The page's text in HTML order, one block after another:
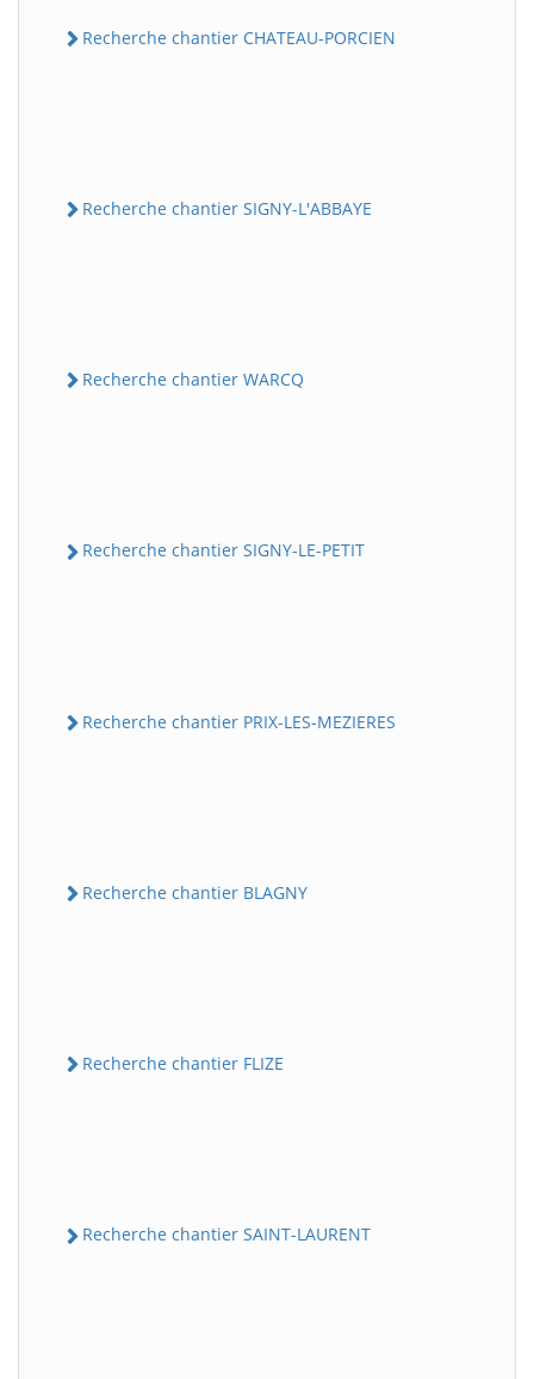
Recherche chantier CHATEAU-PORCIEN
Recherche chantier SIGNY-L'ABBAYE
Recherche chantier WARCQ
Recherche chantier SIGNY-LE-PETIT
Recherche chantier PRIX-LES-MEZIERES
Recherche chantier BLAGNY
Recherche chantier FLIZE
Recherche chantier SAINT-LAURENT